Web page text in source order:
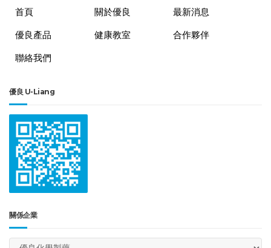
首頁 關於優良
最新消息
優良產品
健康教室
合作夥伴
聯絡我們
優良 U-Liang
關係企業